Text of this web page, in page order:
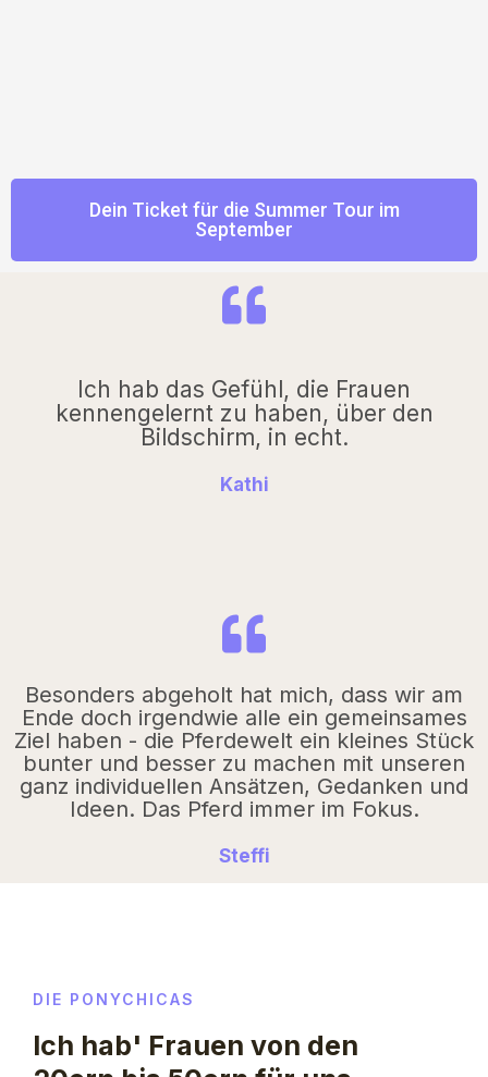
Dein Ticket für die Summer Tour im
September
Ich hab das Gefühl, die Frauen
kennengelernt zu haben, über den
Bildschirm, in echt.
Kathi
Besonders abgeholt hat mich, dass wir am
Ende doch irgendwie alle ein gemeinsames
Ziel haben - die Pferdewelt ein kleines Stück
bunter und besser zu machen mit unseren
ganz individuellen Ansätzen, Gedanken und
Ideen. Das Pferd immer im Fokus.
Steffi
DIE PONYCHICAS
Ich hab' Frauen von den